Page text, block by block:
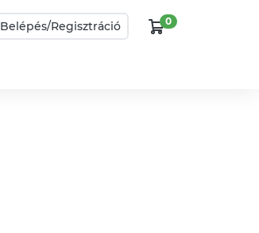
Belépés/Regisztráció 0